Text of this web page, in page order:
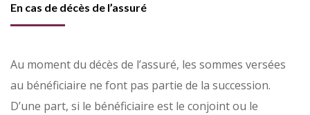
En cas de décès de l’assuré
Au moment du décès de l’assuré, les sommes versées
au bénéficiaire ne font pas partie de la succession.
D’une part, si le bénéficiaire est le conjoint ou le